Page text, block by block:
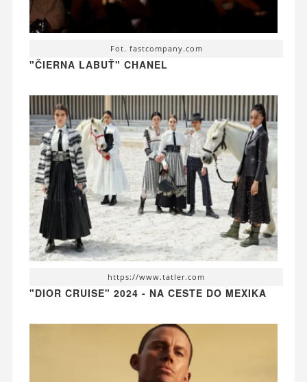
Fot. fastcompany.com
"ČIERNA LABUŤ" CHANEL
https://www.tatler.com
"DIOR CRUISE" 2024 - NA CESTE DO MEXIKA